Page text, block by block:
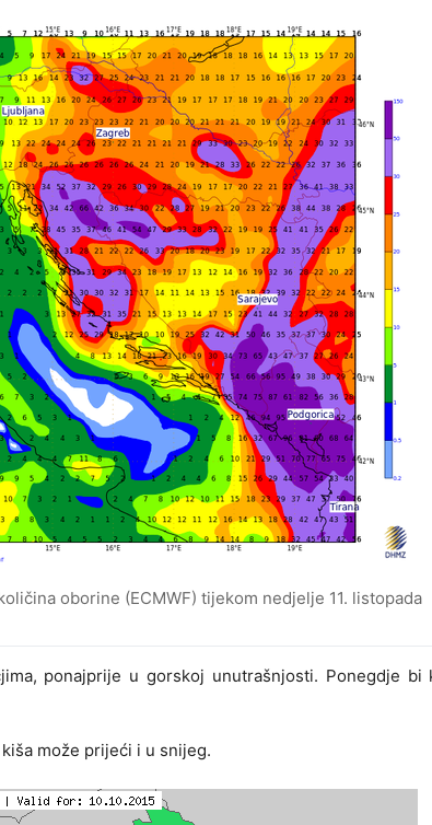
oborine (ECMWF) tijekom nedjelje 11. listopada
ponajprije u gorskoj unutrašnjosti. Ponegdje bi
može prijeći i u snijeg.